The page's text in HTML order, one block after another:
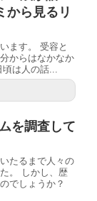
から見るリ
ます。 受容と
からはなかなか
は人の話...
を調査して
たるまで人々の
。 しかし、歴
でしょうか？